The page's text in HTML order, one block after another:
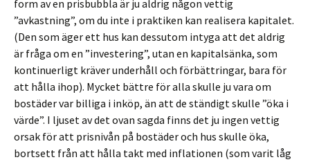
form av en prisbubbla är ju aldrig någon vettig
”avkastning”, om du inte i praktiken kan realisera kapitalet.
(Den som äger ett hus kan dessutom intyga att det aldrig
är fråga om en ”investering”, utan en kapitalsänka, som
kontinuerligt kräver underhåll och förbättringar, bara för
att hålla ihop). Mycket bättre för alla skulle ju vara om
bostäder var billiga i inköp, än att de ständigt skulle ”öka i
värde”. I ljuset av det ovan sagda finns det ju ingen vettig
orsak för att prisnivån på bostäder och hus skulle öka,
bortsett från att hålla takt med inflationen (som varit låg